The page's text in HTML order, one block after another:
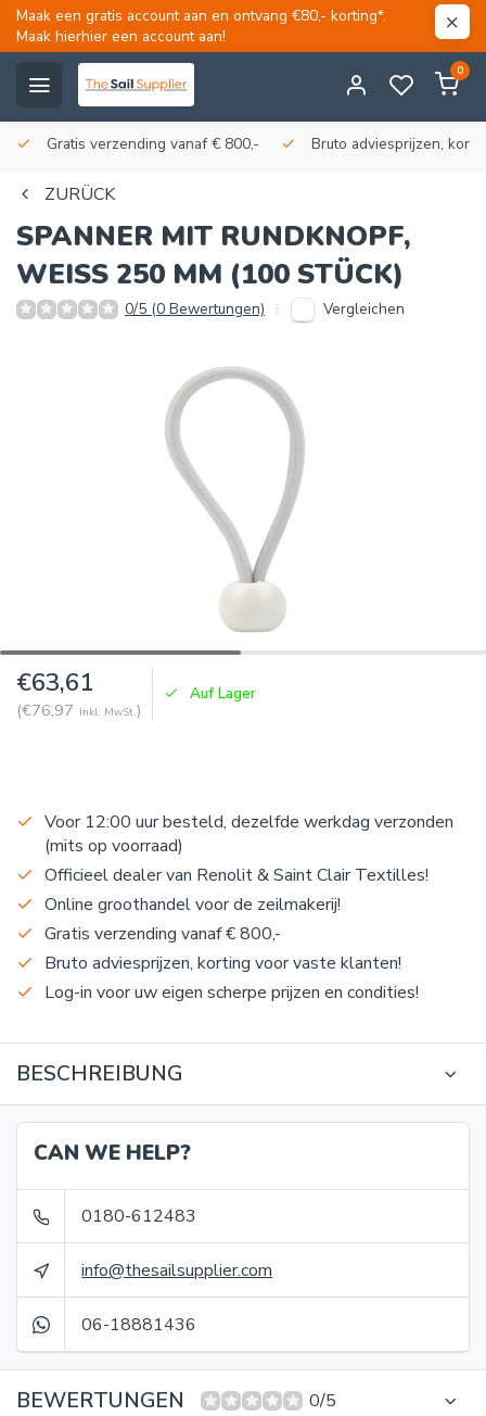
Maak een gratis account aan en ontvang €80,- korting*.
Maak hierhier een account aan!
0
Gratis verzending vanaf € 800,- Bruto adviesprijzen,
ZURÜCK
SPANNER MIT RUNDKNOPF,
WEISS 250 MM (100 STÜCK)
0/5 (0 Bewertungen) Vergleichen
€63,61
(€76,97 Inkl. MwSt.)
Auf Lager
Voor 12:00 uur besteld, dezelfde werkdag verzonden
(mits op voorraad)
Officieel dealer van Renolit & Saint Clair Textilles!
Online groothandel voor de zeilmakerij!
Gratis verzending vanaf € 800,-
Bruto adviesprijzen, korting voor vaste klanten!
Log-in voor uw eigen scherpe prijzen en condities!
BESCHREIBUNG
CAN WE HELP?
0180-612483
info@thesailsupplier.com
06-18881436
BEWERTUNGEN 0/5